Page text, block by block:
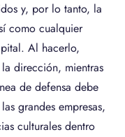
y, por lo tanto, la
como cualquier
Al hacerlo,
dirección, mientras
de defensa debe
grandes empresas,
culturales dentro